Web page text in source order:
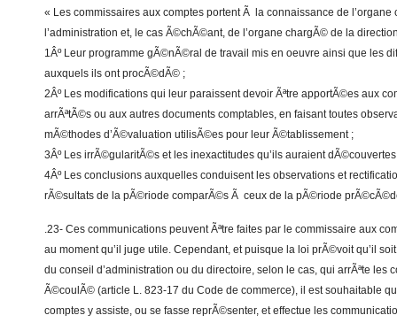
« Les commissaires aux comptes portent Ã la connaissance de
l’administration et, le cas Ã©chÃ©ant, de l’organe chargÃ© de la
1Âº Leur programme gÃ©nÃ©ral de travail mis en oeuvre ainsi que les
auxquels ils ont procÃ©dÃ© ;
2Âº Les modifications qui leur paraissent devoir Ãªtre apportÃ©es aux
arrÃªtÃ©s ou aux autres documents comptables, en faisant toutes
mÃ©thodes d’Ã©valuation utilisÃ©es pour leur Ã©tablissement ;
3Âº Les irrÃ©gularitÃ©s et les inexactitudes qu’ils auraient
4Âº Les conclusions auxquelles conduisent les observations et
rÃ©sultats de la pÃ©riode comparÃ©s Ã ceux de la pÃ©riode
.23- Ces communications peuvent Ãªtre faites par le commissaire aux
au moment qu’il juge utile. Cependant, et puisque la loi prÃ©voit qu’il
du conseil d’administration ou du directoire, selon le cas, qui arrÃªte les
Ã©coulÃ© (article L. 823-17 du Code de commerce), il est souhaitable
comptes y assiste, ou se fasse reprÃ©senter, et effectue les